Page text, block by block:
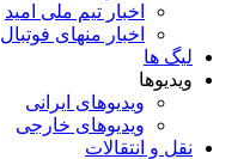
اخبار تیم ملی امید
اخبار منهای فوتبال
لیگ ها
ویدیوها
ویدیوهای ایرانی
ویدیوهای خارجی
نقل و انتقالات